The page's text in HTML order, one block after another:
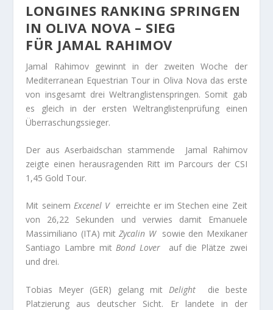
LONGINES RANKING SPRINGEN
IN OLIVA NOVA – SIEG
FÜR JAMAL RAHIMOV
Jamal Rahimov gewinnt in der zweiten Woche der
Mediterranean Equestrian Tour in Oliva Nova das erste
von insgesamt drei Weltranglistenspringen. Somit gab
es gleich in der ersten Weltranglistenprüfung einen
Überraschungssieger.
Der aus Aserbaidschan stammende Jamal Rahimov
zeigte einen herausragenden Ritt im Parcours der CSI
1,45 Gold Tour.
Mit seinem Excenel Verreichte er im Stechen eine Zeit
von 26,22 Sekunden und verwies damit Emanuele
Massimiliano (ITA) mitZycalin Wsowie den Mexikaner
Santiago Lambre mitBond Lover
auf die Plätze zwei
und drei.
Tobias Meyer (GER) gelang mit Delightdie beste
Platzierung aus deutscher Sicht. Er landete in der